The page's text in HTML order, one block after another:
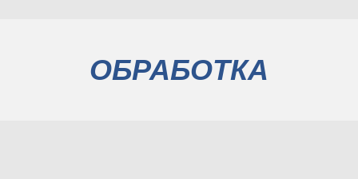
ОБРАБОТКА